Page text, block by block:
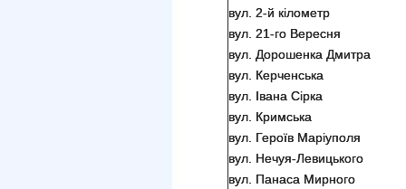
вул. 2-й кілометр
вул. 21-го Вересня
вул. Дорошенка Дмитра
вул. Керченська
вул. Івана Сірка
вул. Кримська
вул. Героїв Маріуполя
вул. Нечуя-Левицького
вул. Панаса Мирного